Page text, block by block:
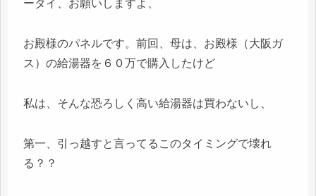
ーダイ、お願いしますよ、
お殿様のパネルです。前回、母は、お殿様（大阪ガ
ス）の給湯器を６０万で購入したけど
私は、そんな恐ろしく高い給湯器は買わないし、
第一、引っ越すと言ってるこのタイミングで壊れ
る？？